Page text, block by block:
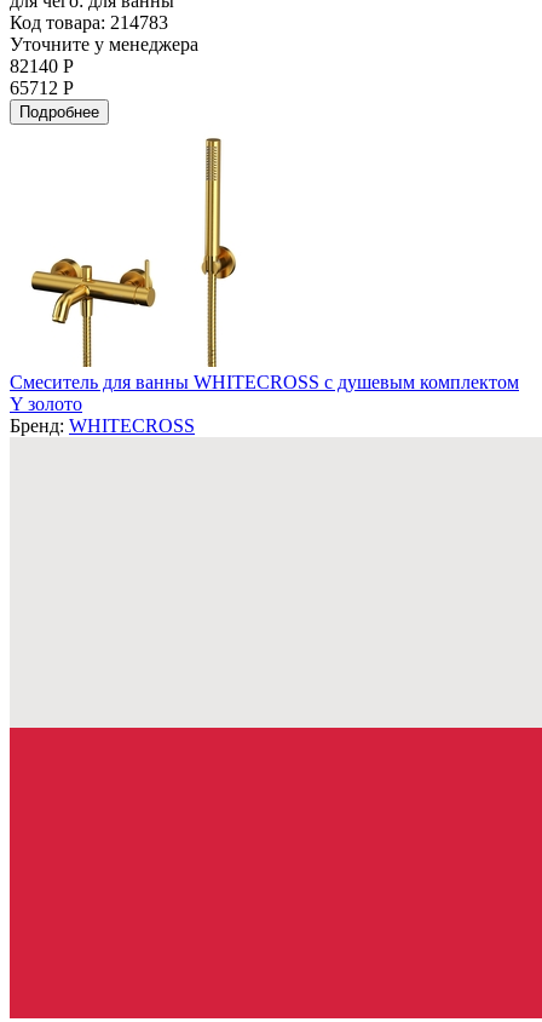
Код товара: 214783
Уточните у менеджера
82140 Р
65712 Р
Подробнее
Смеситель для ванны WHITECROSS с душевым комплектом
Y золото
Бренд: WHITECROSS